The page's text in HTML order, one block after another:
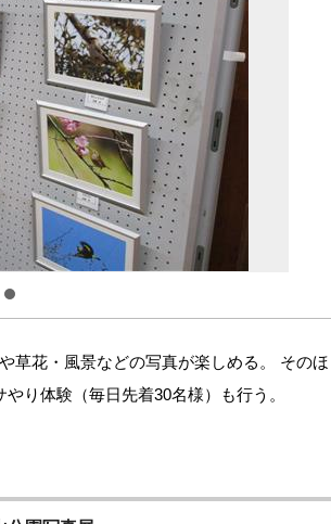
草花・風景などの写真が楽しめる。 そのほ
り体験（毎日先着30名様）も行う。